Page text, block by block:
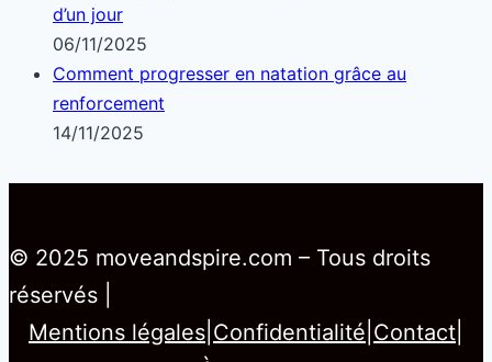
d’un jour
06/11/2025
Comment progresser en natation grâce au
renforcement
14/11/2025
© 2025 moveandspire.com – Tous droits
réservés |
Mentions légales Confidentialité Contact